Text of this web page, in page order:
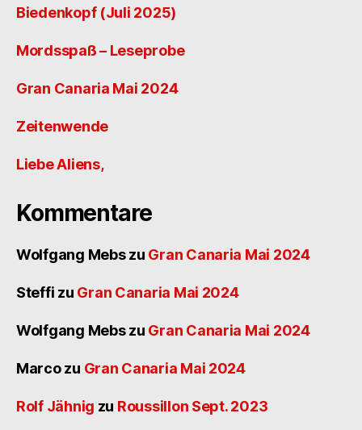
Biedenkopf (Juli 2025)
Mordsspaß – Leseprobe
Gran Canaria Mai 2024
Zeitenwende
Liebe Aliens,
Kommentare
Wolfgang Mebszu Gran Canaria Mai 2024
Steffi zu Gran Canaria Mai 2024
Wolfgang Mebszu Gran Canaria Mai 2024
Marcozu Gran Canaria Mai 2024
Rolf Jähnig zu Roussillon Sept. 2023